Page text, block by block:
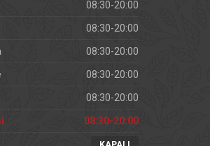
08:30-20:00
08:30-20:00
08:30-20:00
08:30-20:00
08:30-20:00
08:30-20:00